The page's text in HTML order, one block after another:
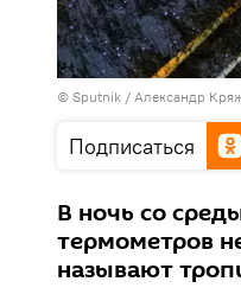
© Sputnik / Александр
Подписаться
В ночь со
термометров
называют